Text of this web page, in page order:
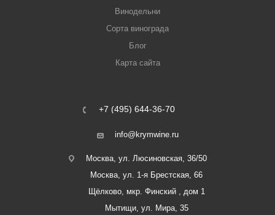
Винодельни
Сорта винограда
Блог
Карта сайта
+7 (495) 644-36-70
info@krymwine.ru
Москва, ул. Люсиновская, 36/50
Москва, ул. 1-я Брестская, 66
Щёлково, мкр. Финский , дом 1
Мытищи, ул. Мира, 35